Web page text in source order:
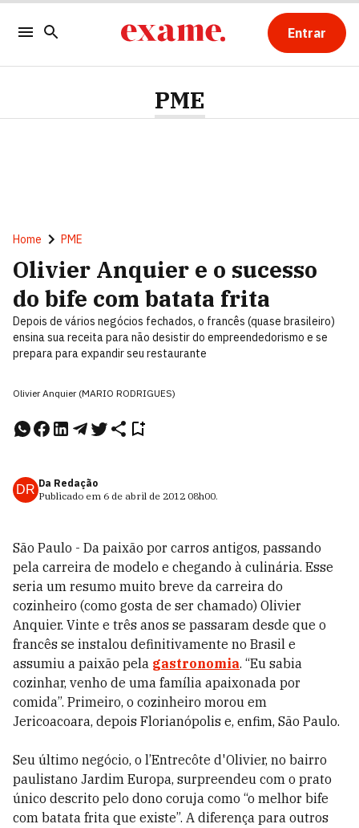
Entrar
PME
Home PME
Olivier Anquier e o sucesso
do bife com batata frita
Depois de vários negócios fechados, o francês (quase brasileiro)
ensina sua receita para não desistir do empreendedorismo e se
prepara para expandir seu restaurante
Olivier Anquier (MARIO RODRIGUES)
DR Da Redação
Publicado em 6 de abril de 2012 08h00.
São Paulo - Da paixão por carros antigos, passando
pela carreira de modelo e chegando à culinária. Esse
seria um resumo muito breve da carreira do
cozinheiro (como gosta de ser chamado) Olivier
Anquier. Vinte e três anos se passaram desde que o
francês se instalou definitivamente no Brasil e
assumiu a paixão pela gastronomia. “Eu sabia
cozinhar, venho de uma família apaixonada por
comida”. Primeiro, o cozinheiro morou em
Jericoacoara, depois Florianópolis e, enfim, São Paulo.
Seu último negócio, o l’Entrecôte d'Olivier, no bairro
paulistano Jardim Europa, surpreendeu com o prato
único descrito pelo dono coruja como “o melhor bife
com batata frita que existe”. A diferença para outros